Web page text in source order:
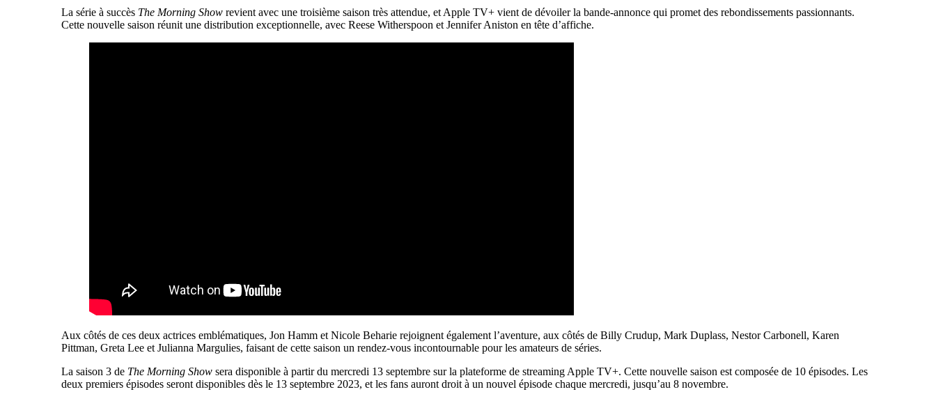
La série à succès The Morning Show revient avec une troisième saison très attendue, et Apple TV+ vient de dévoiler la bande-annonce qui promet des rebondissements passionnants.
Cette nouvelle saison réunit une distribution exceptionnelle, avec Reese Witherspoon et Jennifer Aniston en tête d’affiche.
Aux côtés de ces deux actrices emblématiques, Jon Hamm et Nicole Beharie rejoignent également l’aventure, aux côtés de Billy Crudup, Mark Duplass, Nestor Carbonell, Karen
Pittman, Greta Lee et Julianna Margulies, faisant de cette saison un rendez-vous incontournable pour les amateurs de séries.
La saison 3 de The Morning Show sera disponible à partir du mercredi 13 septembre sur la plateforme de streaming Apple TV+. Cette nouvelle saison est composée de 10 épisodes. Les
deux premiers épisodes seront disponibles dès le 13 septembre 2023, et les fans auront droit à un nouvel épisode chaque mercredi, jusqu’au 8 novembre.